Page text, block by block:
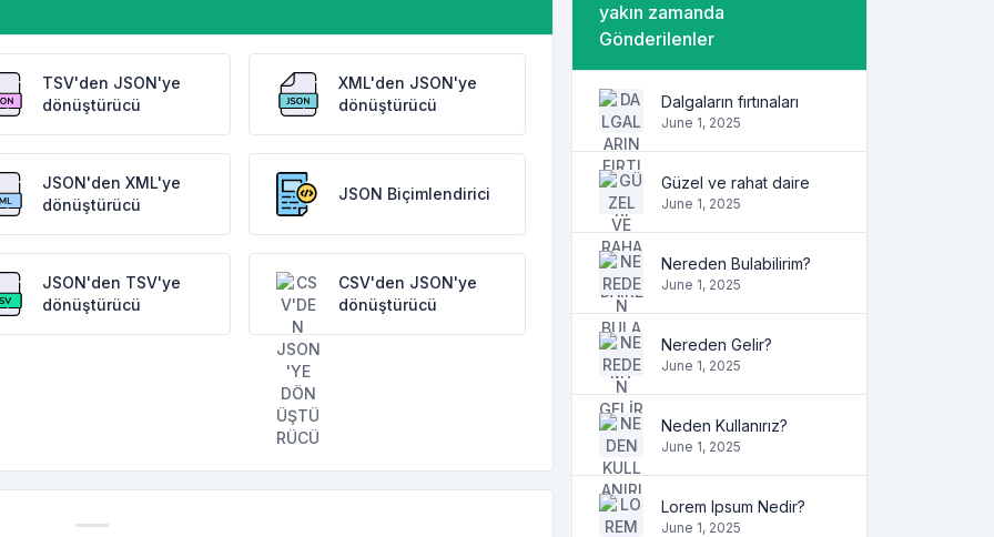
TSV'den JSON'ye
dönüştürücü
XML'den JSON'ye
dönüştürücü
JSON'den XML'ye
dönüştürücü
JSON Biçimlendirici
JSON'den TSV'ye
dönüştürücü
CSV'den JSON'ye
dönüştürücü
yakın zamanda
Gönderilenler
Dalgaların fırtınaları
June 1, 2025
Güzel ve rahat daire
June 1, 2025
Nereden Bulabilirim?
June 1, 2025
Nereden Gelir?
June 1, 2025
Neden Kullanırız?
June 1, 2025
Lorem Ipsum Nedir?
June 1, 2025